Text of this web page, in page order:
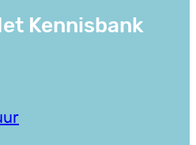
Kennisbank